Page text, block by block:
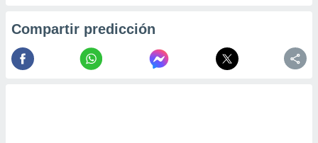
Compartir predicción